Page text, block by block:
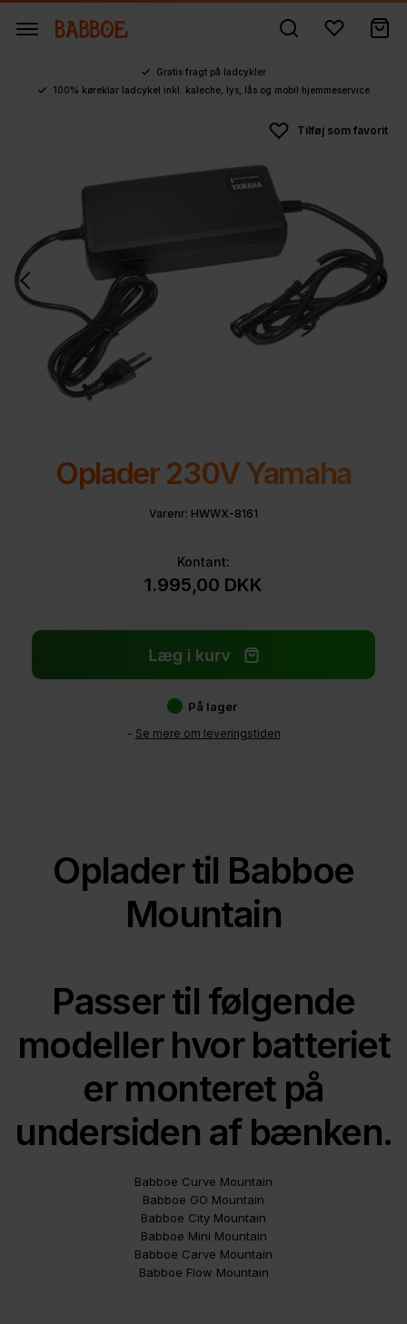
Gratis fragt på ladcykler
100% køreklar ladcykel inkl. kaleche, lys, lås og mobil hjemmeservice
Oplader 230V Yamaha
Varenr: HWWX-8161
Kontant:
1.995,00 DKK
På lager
- Se mere om leveringstiden
Oplader til Babboe
Mountain
Passer til følgende
modeller hvor batteriet
er monteret på
undersiden af bænken.
Babboe Curve Mountain
Babboe GO Mountain
Babboe City Mountain
Babboe Mini Mountain
Babboe Carve Mountain
Babboe Flow Mountain